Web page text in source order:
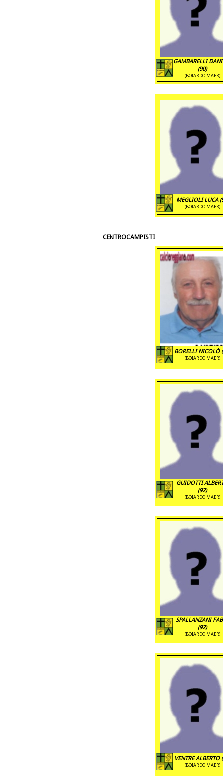
GAMBARELLI
(90)
(BOIARDO MAER)
MEGLIOLI LUCA
(BOIARDO MAER)
CENTROCAMPISTI
BORELLI NICOLÒ
(BOIARDO MAER)
GUIDOTTI
(92)
(BOIARDO MAER)
SPALLANZANI
(92)
(BOIARDO MAER)
VENTRE ALBERTO
(BOIARDO MAER)